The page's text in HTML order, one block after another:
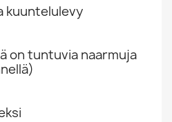
kuuntelulevy
on tuntuvia naarmuja